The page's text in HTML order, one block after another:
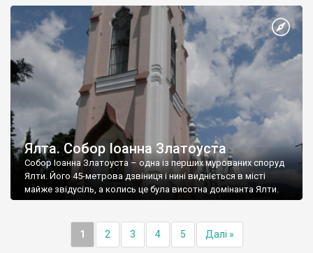
Ялта. Собор Іоанна Златоуста
Собор Іоанна Златоуста – одна із перших мурованих споруд
Ялти. Його 45-метрова дзвіниця і нині видніється в місті
майже звідусіль, а колись це була висотна домінанта Ялти.
1 2 3 4 5 Далі »